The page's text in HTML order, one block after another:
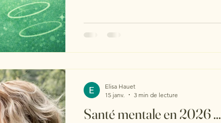
Santé mentale en 2026 ...
Elisa Hauet
15 janv.
3 min de lecture